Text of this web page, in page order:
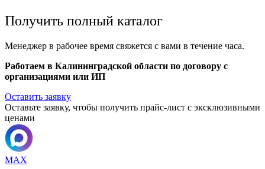
Получить полный каталог
Менеджер в рабочее время свяжется с вами в течение часа.
Работаем в Калининградской области по договору с
организациями или ИП
Оставить заявку
Оставьте заявку, чтобы получить прайс-лист с эксклюзивными
ценами
MAX